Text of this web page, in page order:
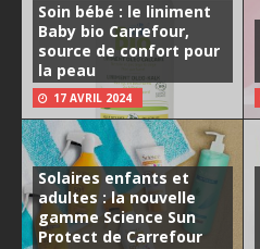
Soin bébé : le liniment
Baby bio Carrefour,
source de confort pour
la peau
17 AVRIL 2024
Solaires enfants et
adultes : la nouvelle
gamme Science Sun
Protect de Carrefour